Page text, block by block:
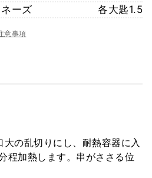
ーズ
各大匙1.5
意事項
の乱切りにし、耐熱容器に入
程加熱します。串がささる位